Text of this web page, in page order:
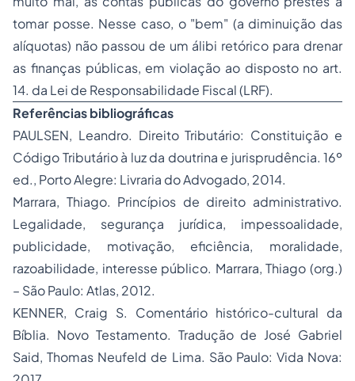
tomar posse. Nesse caso, o "bem" (a diminuição das
alíquotas) não passou de um álibi retórico para drenar
as finanças públicas, em violação ao disposto no art.
14. da Lei de Responsabilidade Fiscal (LRF).
Referências bibliográficas
PAULSEN, Leandro. Direito Tributário: Constituição e
Código Tributário à luz da doutrina e jurisprudência. 16º
ed., Porto Alegre: Livraria do Advogado, 2014.
Marrara, Thiago. Princípios de direito administrativo.
Legalidade, segurança jurídica, impessoalidade,
publicidade, motivação, eficiência, moralidade,
razoabilidade, interesse público. Marrara, Thiago (org.)
– São Paulo: Atlas, 2012.
KENNER, Craig S. Comentário histórico-cultural da
Bíblia. Novo Testamento. Tradução de José Gabriel
Said, Thomas Neufeld de Lima. São Paulo: Vida Nova: